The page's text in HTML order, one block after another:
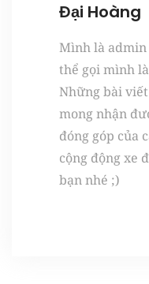
Đại Hoàng
Mình là
thể gọi mình
Những bài
mong nhận
đóng góp của
cộng động xe
bạn nhé ;)